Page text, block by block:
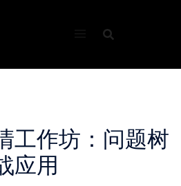
工作坊：问题树
应用